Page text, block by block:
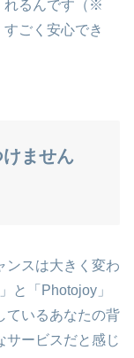
れるんです（※
ごく安心でき
ません
ンスは大きく変わ
と「Photojoy」
ているあなたの背
サービスだと感じ